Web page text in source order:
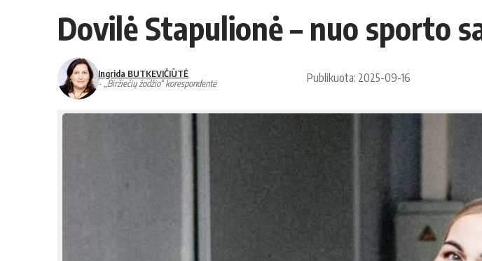
Dovilė Stapulionė – nuo sporto
Ingrida BUTKEVIČIŪTĖ
- „Biržiečių žodžio“ korespondentė
Publikuota: 2025-09-16